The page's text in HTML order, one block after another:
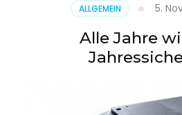
ALLGEMEIN 5.
Alle Jahre